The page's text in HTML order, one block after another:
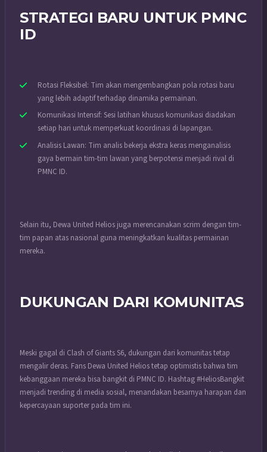
STRATEGI BARU UNTUK PMNC
ID
Rotasi Fleksibel: Tim akan mengembangkan pola rotasi baru
yang lebih adaptif terhadap dinamika permainan.
Komunikasi Intensif: Sesi latihan khusus komunikasi diadakan
setiap hari untuk memperkuat koordinasi di lapangan.
Analisis Lawan: Tim analis bekerja ekstra keras menganalisis
gaya bermain tim-tim lawan yang berpotensi menjadi rival di
PMNC ID.
Selain itu, Dewa United Helios juga merencanakan scrim dengan tim-
tim papan atas nasional guna meningkatkan kualitas permainan
mereka.
DUKUNGAN DARI KOMUNITAS
Meski gagal di Clash of Giants S6, dukungan dari komunitas tetap
mengalir deras. Fans Dewa United Helios tetap optimistis bahwa tim
kebanggaan mereka bisa bangkit di PMNC ID. Hashtag #HeliosBangkit
menjadi trending di media sosial, menandakan besarnya harapan dan
kepercayaan suporter pada tim ini.